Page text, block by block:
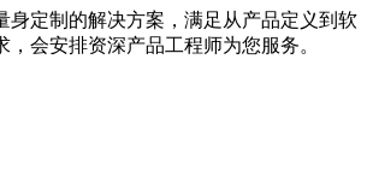
身定制的解决方案，满足从产品定义到软
，会安排资深产品工程师为您服务。